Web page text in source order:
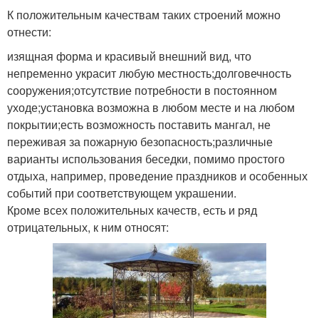
К положительным качествам таких строений можно
отнести:
изящная форма и красивый внешний вид, что
непременно украсит любую местность;долговечность
сооружения;отсутствие потребности в постоянном
уходе;установка возможна в любом месте и на любом
покрытии;есть возможность поставить мангал, не
переживая за пожарную безопасность;различные
варианты использования беседки, помимо простого
отдыха, например, проведение праздников и особенных
событий при соответствующем украшении.
Кроме всех положительных качеств, есть и ряд
отрицательных, к ним относят: